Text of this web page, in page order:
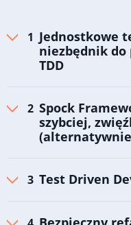
Jednostkowe
niezbędnik
TDD
Spock
szybciej,
Test Driven